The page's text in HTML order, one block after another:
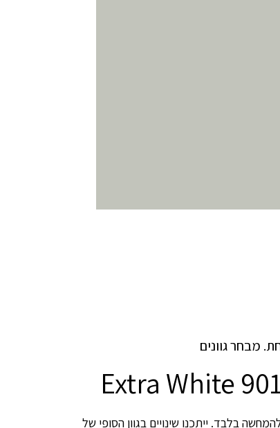
מבחר גוונים
Extra White
בלבד. ייתכנו שינויים בגוון הסופי של